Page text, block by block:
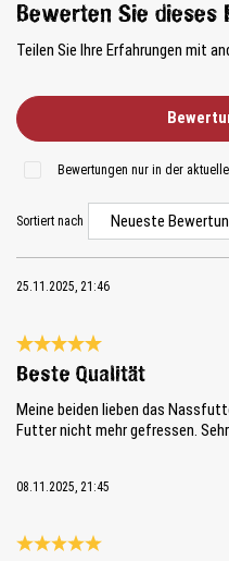
Bewerten Sie dieses
Teilen Sie Ihre Erfahrungen mit
Bewertungen nur in der
Sortiert nach
25.11.2025, 21:46
Bewertung mit 5 von 5 Sternen
Beste Qualität
Meine beiden lieben das
Futter nicht mehr gefressen.
08.11.2025, 21:45